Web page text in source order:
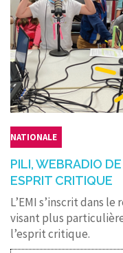
NATIONALE
PILI, WEBRADIO
ESPRIT CRITIQUE
L’EMI s’inscrit dans
visant plus
l’esprit critique.